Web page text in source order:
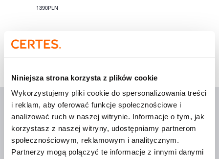
Niniejsza strona korzysta z plików cookie
Wykorzystujemy pliki cookie do spersonalizowania treści
i reklam, aby oferować funkcje społecznościowe i
analizować ruch w naszej witrynie. Informacje o tym, jak
korzystasz z naszej witryny, udostępniamy partnerom
społecznościowym, reklamowym i analitycznym.
Partnerzy mogą połączyć te informacje z innymi danymi
1390PLN
Strona główna» Events
Wdrożenia, które mająsens